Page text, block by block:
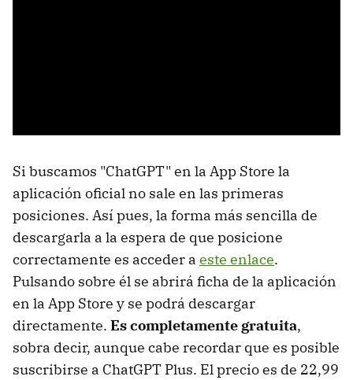
Si buscamos "ChatGPT" en la App Store la
aplicación oficial no sale en las primeras
posiciones. Así pues, la forma más sencilla de
descargarla a la espera de que posicione
correctamente es acceder a este enlace.
Pulsando sobre él se abrirá ficha de la aplicación
en la App Store y se podrá descargar
directamente. Es completamente gratuita,
sobra decir, aunque cabe recordar que es posible
suscribirse a ChatGPT Plus. El precio es de 22,99